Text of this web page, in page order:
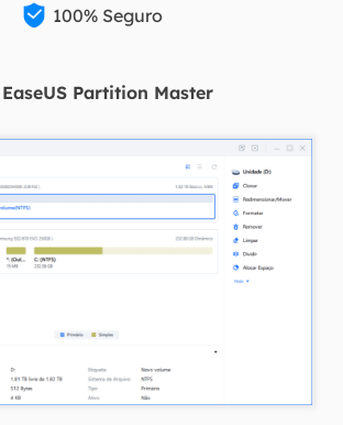
 100% Seguro
Partition Master